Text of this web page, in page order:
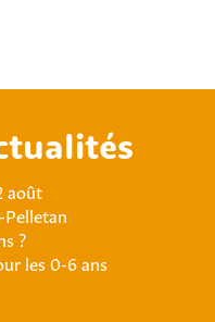
août
?
les 0-6 ans